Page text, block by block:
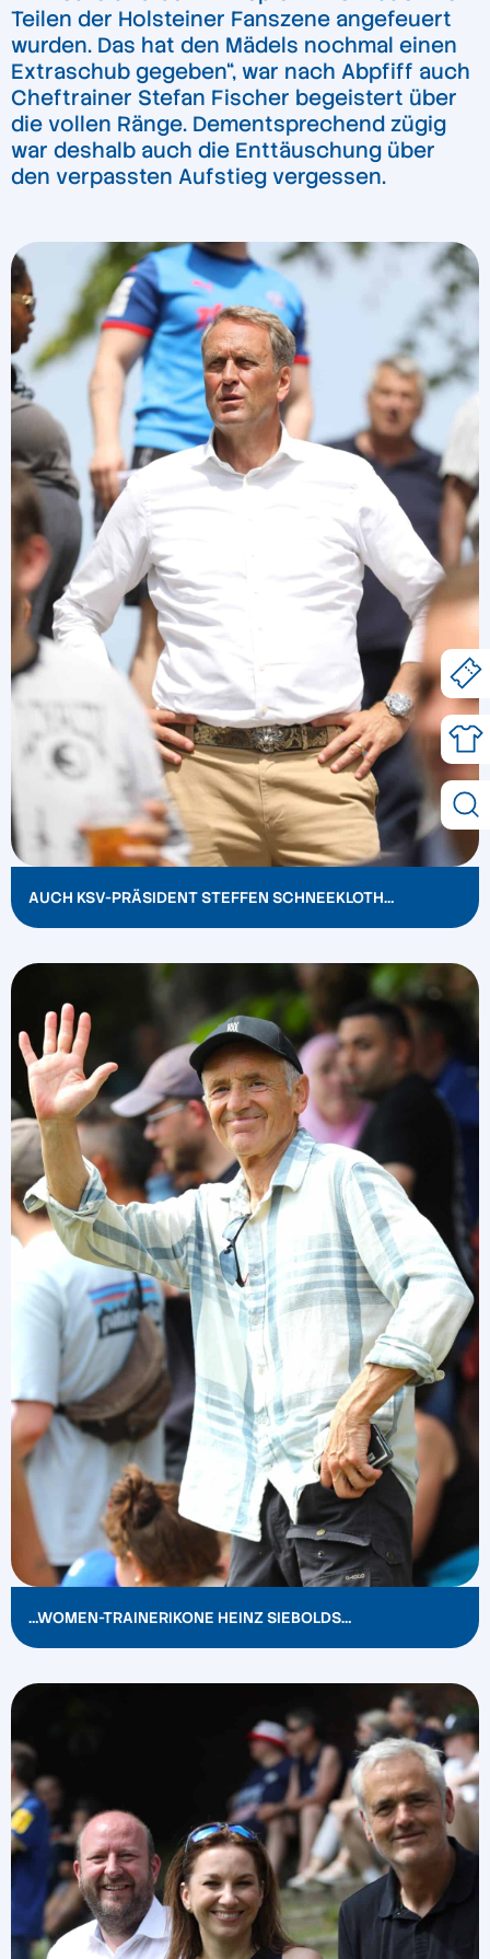
Teilen der Holsteiner Fanszene angefeuert
wurden. Das hat den Mädels nochmal einen
Extraschub gegeben“, war nach Abpfiff auch
Cheftrainer Stefan Fischer begeistert über
die vollen Ränge. Dementsprechend zügig
war deshalb auch die Enttäuschung über
den verpassten Aufstieg vergessen.
AUCH KSV-PRÄSIDENT STEFFEN SCHNEEKLOTH…
…WOMEN-TRAINERIKONE HEINZ SIEBOLDS…